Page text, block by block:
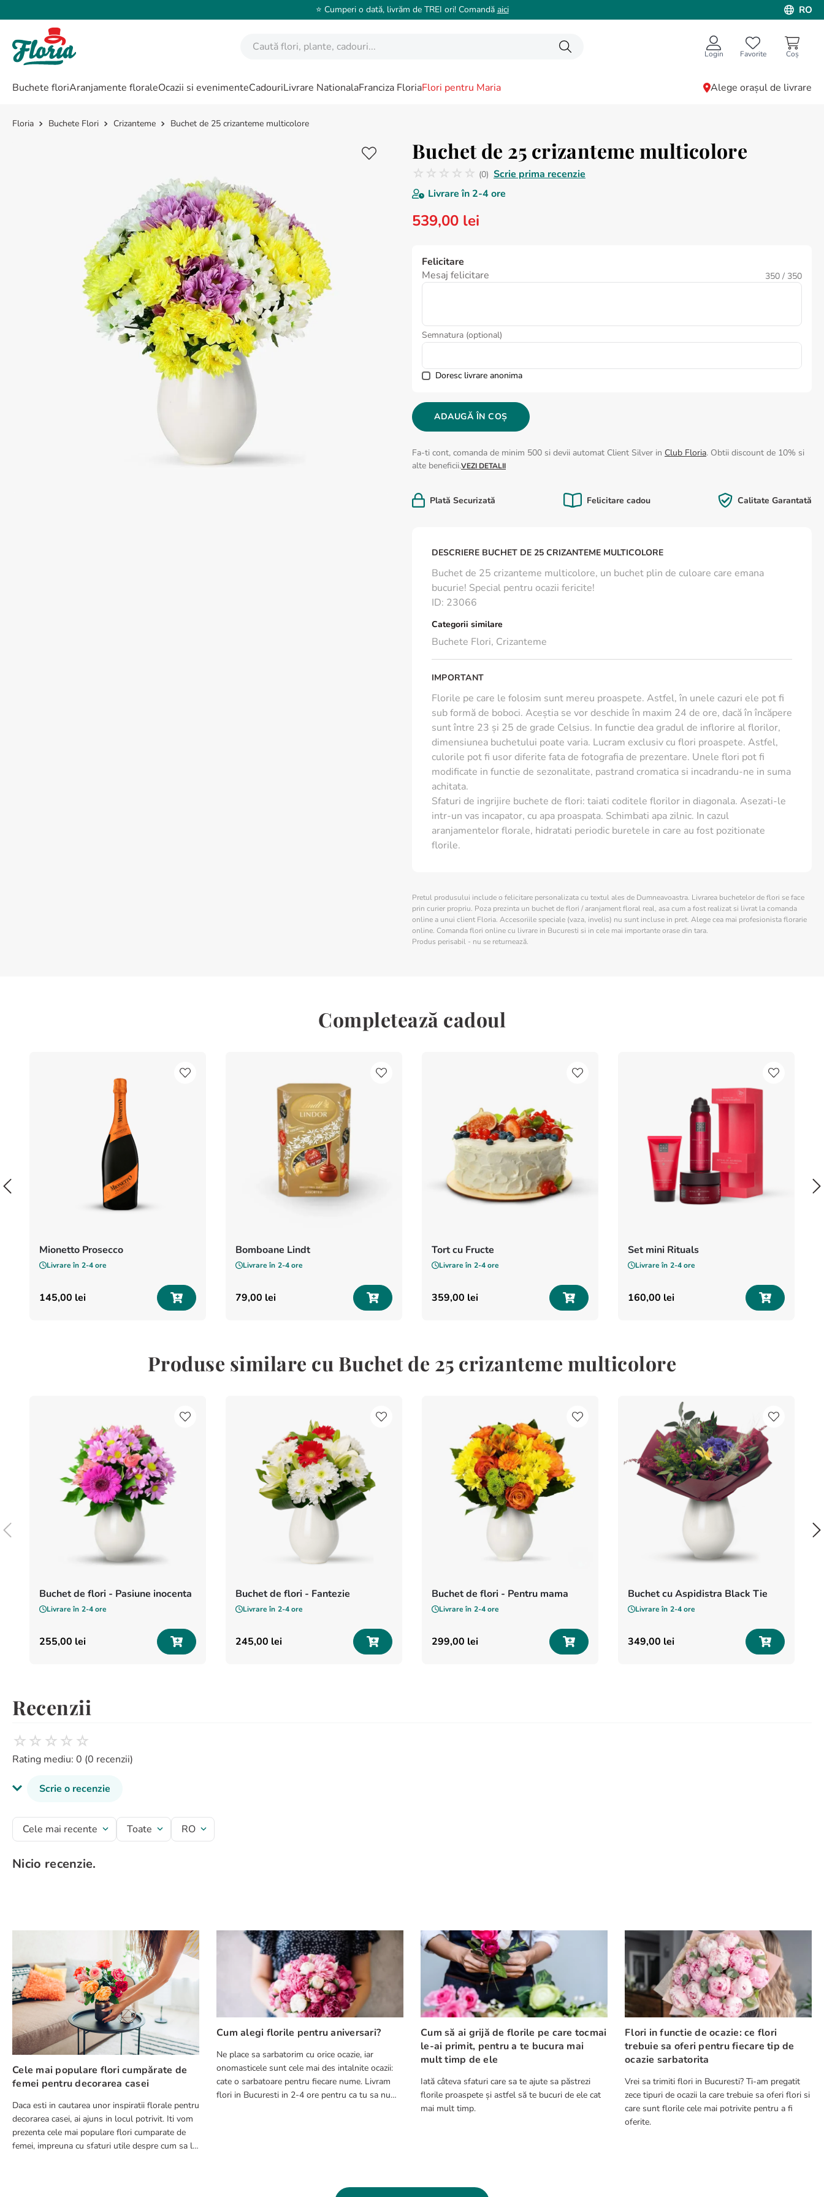
⭐️ Cumperi o dată, livrăm de TREI ori! Comandă aici RO
Login Favorite
Buchete floriAranjamente floraleOcazii si evenimenteCadouriLivrare NationalaFranciza FloriaFlori pentru Maria Alege orașul de livrare
Buchete Flori Crizanteme Buchet de 25 crizanteme multicolore
Buchet de 25 crizanteme multicolore
☆ ☆ ☆ ☆ ☆ (0)
Nicio recenzie
Scrie prima recenzie
Livrare în 2-4 ore
539,00 lei
Felicitare
Mesaj felicitare
350 / 350
Semnatura (optional)
Doresc livrare anonima
ADAUGĂ ÎN COȘ
Fa-ti cont, comanda de minim 500 si devii automat Client Silver in Club Floria. Obtii discount de 10% si
alte beneficii.VEZI DETALII
Plată Securizată Felicitare cadou Calitate Garantată
DESCRIERE BUCHET DE 25 CRIZANTEME MULTICOLORE
Buchet de 25 crizanteme multicolore, un buchet plin de culoare care emana
bucurie! Special pentru ocazii fericite!
ID: 23066
Categorii similare
Buchete Flori, Crizanteme
IMPORTANT
Florile pe care le folosim sunt mereu proaspete. Astfel, în unele cazuri ele pot fi
sub formă de boboci. Aceștia se vor deschide în maxim 24 de ore, dacă în încăpere
sunt între 23 și 25 de grade Celsius. In functie dea gradul de inflorire al florilor,
dimensiunea buchetului poate varia. Lucram exclusiv cu flori proaspete. Astfel,
culorile pot fi usor diferite fata de fotografia de prezentare. Unele flori pot fi
modificate in functie de sezonalitate, pastrand cromatica si incadrandu-ne in suma
achitata.
Sfaturi de ingrijire buchete de flori: taiati coditele florilor in diagonala. Asezati-le
intr-un vas incapator, cu apa proaspata. Schimbati apa zilnic. In cazul
aranjamentelor florale, hidratati periodic buretele in care au fost pozitionate
florile.
Pretul produsului include o felicitare personalizata cu textul ales de Dumneavoastra. Livrarea buchetelor de flori se face
prin curier propriu. Poza prezinta un buchet de flori / aranjament floral real, asa cum a fost realizat si livrat la comanda
online a unui client Floria. Accesoriile speciale (vaza, invelis) nu sunt incluse in pret. Alege cea mai profesionista florarie
online. Comanda flori online cu livrare in Bucuresti si in cele mai importante orase din tara.
Produs perisabil - nu se returnează.
Completează cadoul
Mionetto Prosecco
Livrare în 2-4 ore
145,00 lei
Bomboane Lindt
Livrare în 2-4 ore
79,00 lei
Tort cu Fructe
Livrare în 2-4 ore
359,00 lei
Set mini Rituals
Livrare în 2-4 ore
160,00 lei
Produse similare cu Buchet de 25 crizanteme multicolore
Buchet de flori - Pasiune inocenta
Livrare în 2-4 ore
255,00 lei
Buchet de flori - Fantezie
Livrare în 2-4 ore
245,00 lei
Buchet de flori - Pentru mama
Livrare în 2-4 ore
299,00 lei
Buchet cu Aspidistra Black Tie
Livrare în 2-4 ore
349,00 lei
Recenzii
☆☆ ☆☆ ☆
Rating mediu: 0 (0 recenzii)
Scrie o recenzie
Titlu recenzie
Evaluează produsul cu un rating între 1 și 5 stele
Adresă de e-mail
Scrie o recenzie
TRIMITE RECENZIE
Cele mai recente Toate RO
Nicio recenzie.
Cele mai populare flori cumpărate de
femei pentru decorarea casei
Daca esti in cautarea unor inspiratii florale pentru
decorarea casei, ai ajuns in locul potrivit. Iti vom
prezenta cele mai populare flori cumparate de
femei, impreuna cu sfaturi utile despre cum sa le
Cum alegi florile pentru aniversari?
Ne place sa sarbatorim cu orice ocazie, iar
onomasticele sunt cele mai des intalnite ocazii:
cate o sarbatoare pentru fiecare nume. Livram
flori in Bucuresti in 2-4 ore pentru ca tu sa nu
Cum să ai grijă de florile pe care tocmai
le-ai primit, pentru a te bucura mai
mult timp de ele
Iată câteva sfaturi care sa te ajute sa păstrezi
florile proaspete și astfel să te bucuri de ele cat
mai mult timp.
Flori in functie de ocazie: ce flori
trebuie sa oferi pentru fiecare tip de
ocazie sarbatorita
Vrei sa trimiti flori in Bucuresti? Ti-am pregatit
zece tipuri de ocazii la care trebuie sa oferi flori si
care sunt florile cele mai potrivite pentru a fi
oferite.